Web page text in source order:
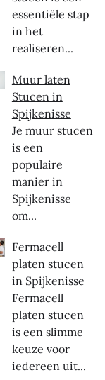
essentiële stap
in het
realiseren...
Muur laten
Stucen in
Spijkenisse
Je muur stucen
is een
populaire
manier in
Spijkenisse
om...
Fermacell
platen stucen
in Spijkenisse
Fermacell
platen stucen
is een slimme
keuze voor
iedereen uit...